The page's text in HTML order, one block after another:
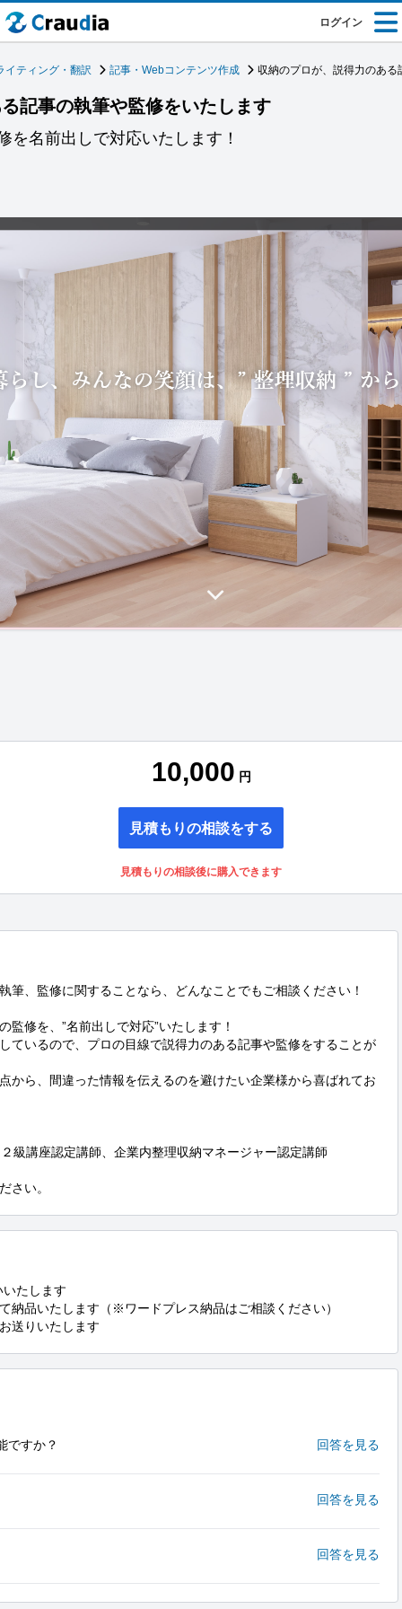
ログイン
イティング・翻訳 記事・Webコンテンツ作成 収納のプロが、説得力のあ
記事の執筆や監修をいたします
を名前出しで対応いたします！
10,000 円
見積もりの相談をする
見積もりの相談後に購入できます
筆、監修に関することなら、どんなことでもご相談ください！
修を、”名前出しで対応”いたします！
ているので、プロの目線で説得力のある記事や監修をすることが
から、間違った情報を伝えるのを避けたい企業様から喜ばれてお
級講座認定講師、企業内整理収納マネージャー認定講師
さい。
たします
納品いたします（※ワードプレス納品はご相談ください）
送りいたします
ですか？ 回答を見る
回答を見る
回答を見る